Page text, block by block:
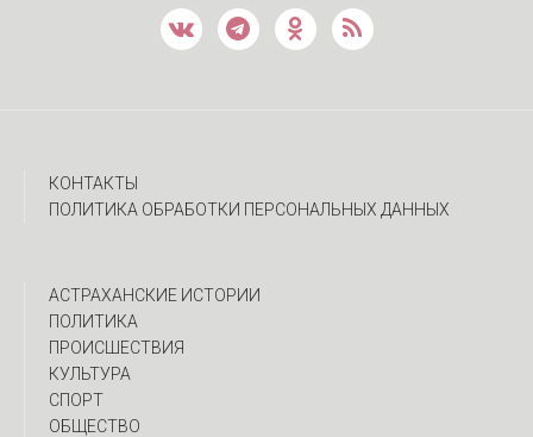
КОНТАКТЫ
ПОЛИТИКА ОБРАБОТКИ ПЕРСОНАЛЬНЫХ ДАННЫХ
АСТРАХАНСКИЕ ИСТОРИИ
ПОЛИТИКА
ПРОИСШЕСТВИЯ
КУЛЬТУРА
СПОРТ
ОБЩЕСТВО